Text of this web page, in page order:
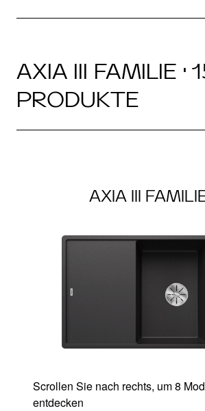
AXIA III FAMILIE ·
PRODUKTE
AXIA III
Scrollen Sie nach rechts, um 8
entdecken